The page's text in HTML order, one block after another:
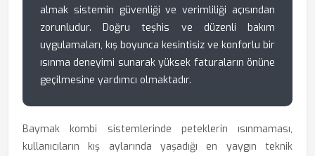
almak sistemin güvenliği ve verimliliği açısından
zorunludur. Doğru teşhis ve düzenli bakım
uygulamaları, kış boyunca kesintisiz ve konforlu bir
ısınma deneyimi sunarak yüksek faturaların önüne
geçilmesine yardımcı olmaktadır.
Baymak kombi sistemlerinde peteklerin ısınmaması,
kullanıcıların kış aylarında yaşadığı en yaygın teknik